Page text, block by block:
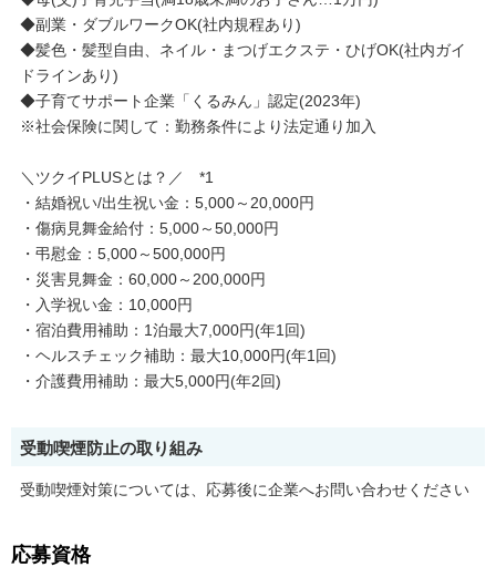
◆副業・ダブルワークOK(社内規程あり)
◆髪色・髪型自由、ネイル・まつげエクステ・ひげOK(社内ガイ
ドラインあり)
◆子育てサポート企業「くるみん」認定(2023年)
※社会保険に関して：勤務条件により法定通り加入
＼ツクイPLUSとは？／ *1
・結婚祝い/出生祝い金：5,000～20,000円
・傷病見舞金給付：5,000～50,000円
・弔慰金：5,000～500,000円
・災害見舞金：60,000～200,000円
・入学祝い金：10,000円
・宿泊費用補助：1泊最大7,000円(年1回)
・ヘルスチェック補助：最大10,000円(年1回)
・介護費用補助：最大5,000円(年2回)
受動喫煙防止の取り組み
受動喫煙対策については、応募後に企業へお問い合わせください
応募資格